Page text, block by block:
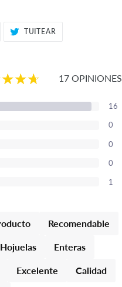
TUITEAR
17 OPINIONES
16
0
0
0
1
Recomendable
Hojuelas Enteras
Excelente Calidad